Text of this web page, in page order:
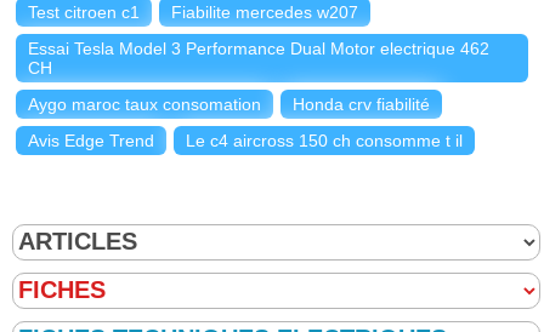
Test citroen c1
Fiabilite mercedes w207
Essai Tesla Model 3 Performance Dual Motor electrique 462
CH
Aygo maroc taux consomation
Honda crv fiabilité
Avis Edge Trend
Le c4 aircross 150 ch consomme t il